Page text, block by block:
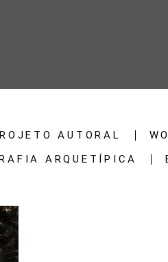
AUTORAL
ARQUETÍPICA